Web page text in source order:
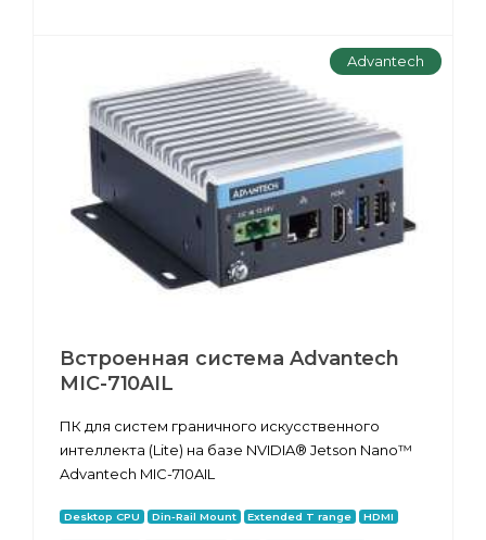
Advantech
Встроенная система Advantech
MIC-710AIL
ПК для систем граничного искусственного
интеллекта (Lite) на базе NVIDIA® Jetson Nano™
Advantech MIC-710AIL
Desktop CPU Din-Rail Mount Extended T range HDMI